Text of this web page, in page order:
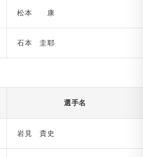
松本 康
石本 圭耶
選手名
岩見 貴史